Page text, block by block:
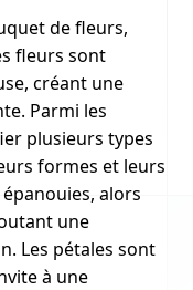
de fleurs,
fleurs sont
créant une
Parmi les
plusieurs types
formes et leurs
alors
une
Les pétales sont
à une